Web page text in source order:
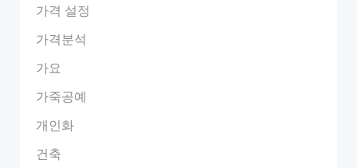
가격 설정
가격분석
가요
가죽공예
개인화
건축